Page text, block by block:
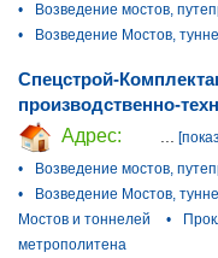
•
Возведение мостов,
•
Возведение Мостов,
Спецстрой-
производственно-
Адрес:
•
Возведение мостов,
•
Возведение Мостов,
Мостов и тоннелей
•
метрополитена